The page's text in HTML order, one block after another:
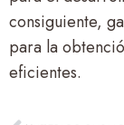
consiguiente,
para la
eficientes.